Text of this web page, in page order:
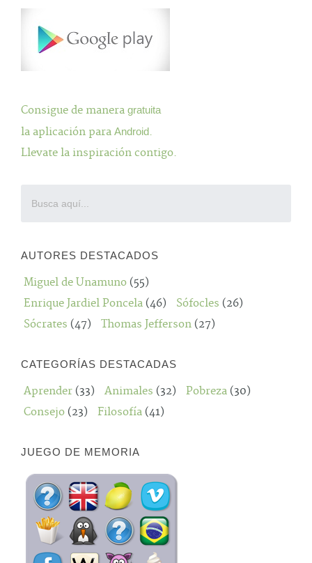
Consigue de manera gratuita
la aplicación para Android.
Llevate la inspiración contigo.
AUTORES DESTACADOS
Miguel de Unamuno (55)
Enrique Jardiel Poncela (46) Sófocles (26)
Sócrates (47) Thomas Jefferson (27)
CATEGORÍAS DESTACADAS
Aprender (33) Animales (32) Pobreza (30)
Consejo (23) Filosofía (41)
JUEGO DE MEMORIA